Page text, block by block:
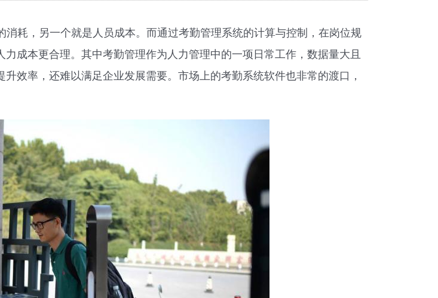
耗，另一个就是人员成本。而通过考勤管理系统的计算与控制，在岗位规
成本更合理。其中考勤管理作为人力管理中的一项日常工作，数据量大且
效率，还难以满足企业发展需要。市场上的考勤系统软件也非常的渡口，